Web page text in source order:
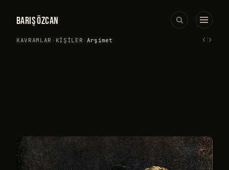
BARIŞ ÖZCAN
KAVRAMLAR › KIŞILER › Arşimet ‹›